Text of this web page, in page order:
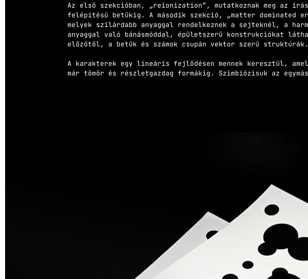
Az első szekcióban, „reionization”, mutatkoznak meg az
felépítésű betűkig. A második szekció, „matter dominated
melyek szilárdabb anyaggal rendelkeznek a sejteknél, a
anyaggal való bánásmóddal, épületszerű konstrukciókat
előzőtől, a betűk és számok csupán vektor szerű struktúrák.
A karakterek egy lineáris fejlődésen mennek keresztül,
már tömör és részletgazdag formákig. Szimbiózisuk az